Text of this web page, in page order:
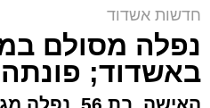
אירוע דרמטי הסתיים
שגבר בן 56
ברובע י"א בעיר, כתוצאה
להפסקת פעילות ליבו.
חדשות אשדוד
נפלה מסולם
באשדוד; פונתה